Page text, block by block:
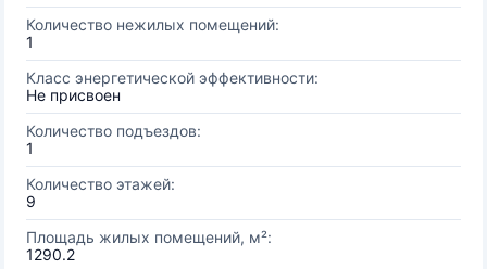
Количество нежилых помещений:
1
Класс энергетической эффективности:
Не присвоен
Количество подъездов:
1
Количество этажей:
9
Площадь жилых помещений, м²:
1290.2